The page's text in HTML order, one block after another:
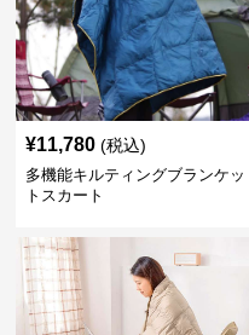
¥11,780 (税込)
多機能キルティングブランケッ
トスカート